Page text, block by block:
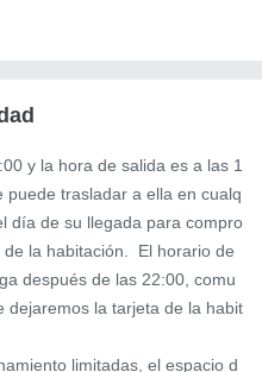
y la hora de salida es a las 1
puede trasladar a ella en cualq
día de su llegada para compro
la habitación.  El horario de
después de las 22:00, comu
dejaremos la tarjeta de la habit
limitadas, el espacio d